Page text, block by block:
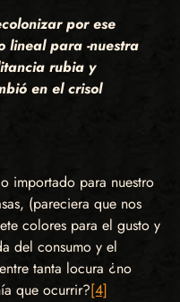
por ese
lineal para -nuestra
rubia y
en el crisol
importado para nuestro
(pareciera que nos
colores para el gusto y
del consumo y el
tanta locura ¿no
que ocurrir?[4]